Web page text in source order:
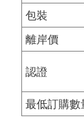
包裝
離岸價
認證
最低訂購數